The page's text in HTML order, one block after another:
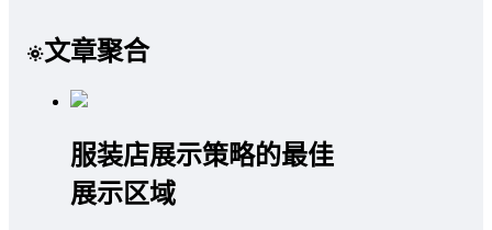
文章聚合
服装店展示策略的最佳
展示区域